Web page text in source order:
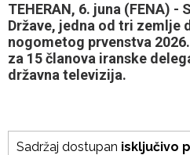
TEHERAN, 6. juna (FENA)
Države, jedna od tri zemlje
nogometog prvenstva
za 15 članova iranske
državna televizija.
Sadržaj dostupan isključivo